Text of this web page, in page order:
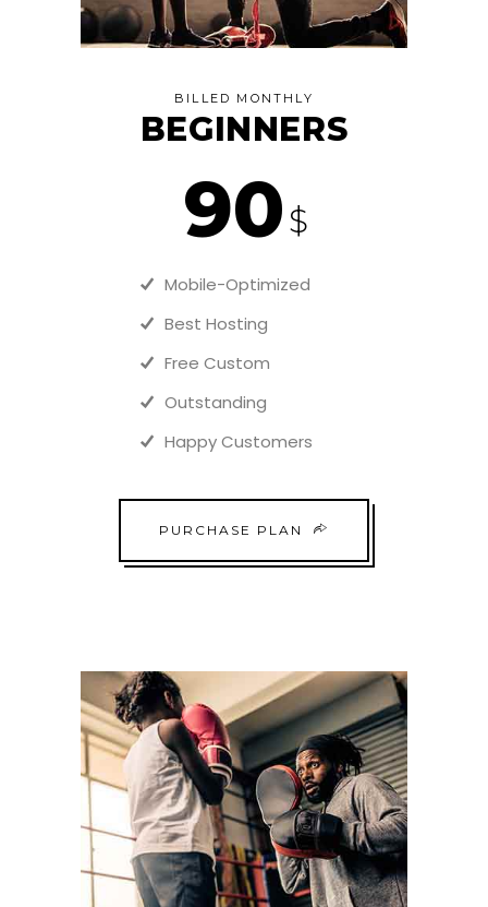
BILLED MONTHLY
BEGINNERS
90$
Mobile-Optimized
Best Hosting
Free Custom
Outstanding
Happy Customers
PURCHASE PLAN